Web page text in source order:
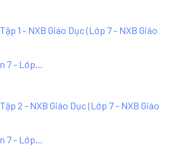
1 - NXB Giáo Dục(Lớp 7 - NXB Giáo
7 - Lớp...
2 - NXB Giáo Dục(Lớp 7 - NXB Giáo
7 - Lớp...